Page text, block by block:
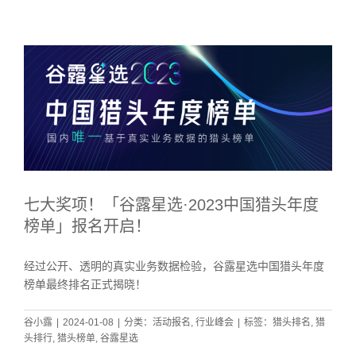
七大奖项！「谷露星选·2023中国猎头年度
榜单」报名开启！
经过公开、透明的真实业务数据检验，谷露星选中国猎头年度
榜单最终排名正式揭晓！
谷小露 | 2024-01-08 | 分类： 活动报名 行业峰会 | 标签： 猎头排名 猎
头排行 猎头榜单 谷露星选